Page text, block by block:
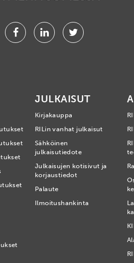
FacebookLinkedinTwitter
JULKAISUT
Kirjakauppa
RILin vanhat julkaisut
Sähköinen
julkaisutiedote
Julkaisujen kotisivut ja
korjaustiedot
Palaute
Ilmoitushankinta